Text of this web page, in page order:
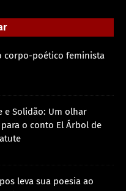
corpo-poético feminista
e Solidão: Um olhar
o conto El Árbol de
leva sua poesia ao